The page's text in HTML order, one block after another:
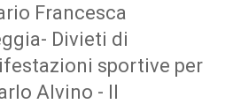
Francesca
Divieti di
sportive per
Alvino - Il